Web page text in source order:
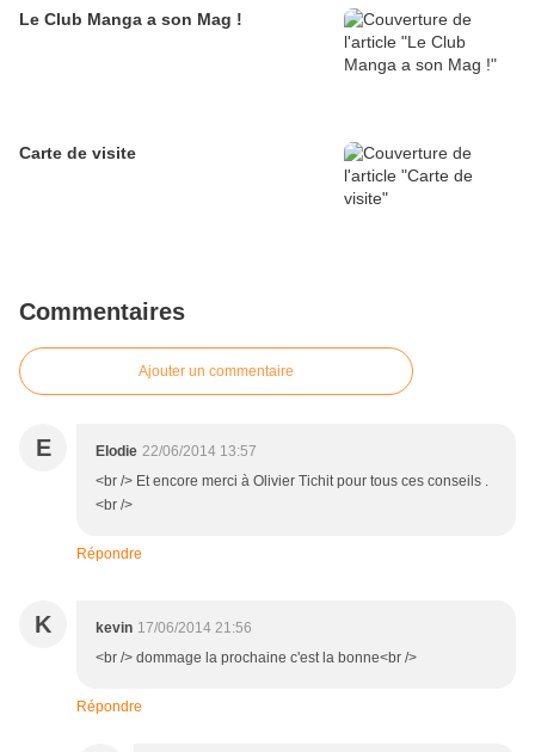
Le Club Manga a son Mag !
Carte de visite
Commentaires
Ajouter un commentaire
E Elodie 22/06/2014 13:57
<br /> Et encore merci à Olivier Tichit pour tous ces conseils .
<br />
Répondre
K kevin 17/06/2014 21:56
<br /> dommage la prochaine c'est la bonne<br />
Répondre